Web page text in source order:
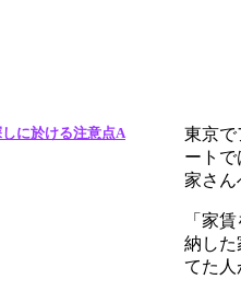
に於ける注意点A
東京で
ート
家さん
「家
納した
てた人